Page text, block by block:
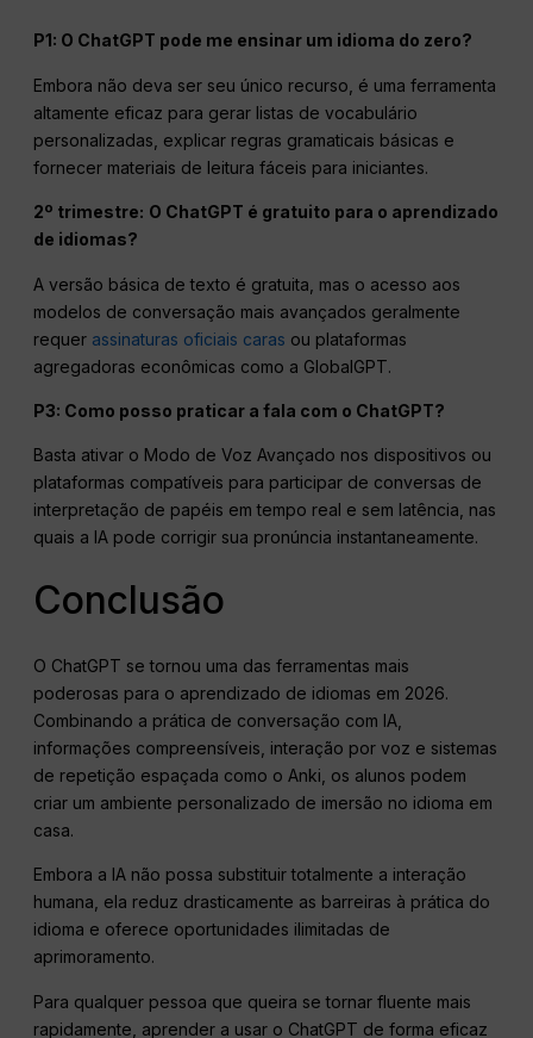
P1: O ChatGPT pode me ensinar um idioma do zero?
Embora não deva ser seu único recurso, é uma ferramenta
altamente eficaz para gerar listas de vocabulário
personalizadas, explicar regras gramaticais básicas e
fornecer materiais de leitura fáceis para iniciantes.
2º trimestre: O ChatGPT é gratuito para o aprendizado
de idiomas?
A versão básica de texto é gratuita, mas o acesso aos
modelos de conversação mais avançados geralmente
requer assinaturas oficiais caras ou plataformas
agregadoras econômicas como a GlobalGPT.
P3: Como posso praticar a fala com o ChatGPT?
Basta ativar o Modo de Voz Avançado nos dispositivos ou
plataformas compatíveis para participar de conversas de
interpretação de papéis em tempo real e sem latência, nas
quais a IA pode corrigir sua pronúncia instantaneamente.
Conclusão
O ChatGPT se tornou uma das ferramentas mais
poderosas para o aprendizado de idiomas em 2026.
Combinando a prática de conversação com IA,
informações compreensíveis, interação por voz e sistemas
de repetição espaçada como o Anki, os alunos podem
criar um ambiente personalizado de imersão no idioma em
casa.
Embora a IA não possa substituir totalmente a interação
humana, ela reduz drasticamente as barreiras à prática do
idioma e oferece oportunidades ilimitadas de
aprimoramento.
Para qualquer pessoa que queira se tornar fluente mais
rapidamente, aprender a usar o ChatGPT de forma eficaz